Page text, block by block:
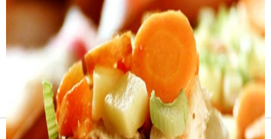
Receitas e vinhos